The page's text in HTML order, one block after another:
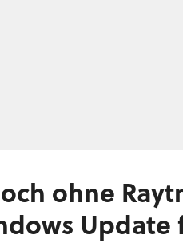
ohne
Update